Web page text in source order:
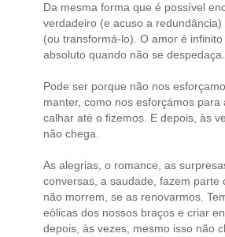
Da mesma forma que é possível
verdadeiro (e acuso a
(ou transformá-lo). O amor é
absoluto quando não se despedaça.
Pode ser porque não nos
manter, como nos esforçámos para
calhar até o fizemos. E depois, às
não chega.
As alegrias, o romance, as
conversas, a saudade, fazem parte
não morrem, se as renovarmos.
eólicas dos nossos braços e criar
depois, às vezes, mesmo isso não